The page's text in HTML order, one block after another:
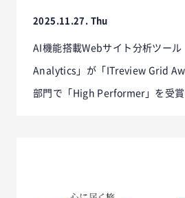
2025.11.27. Thu
AI機能搭載Webサイト分析ツー
Analytics」が「ITreview Grid
部門で「High Performer」を受賞